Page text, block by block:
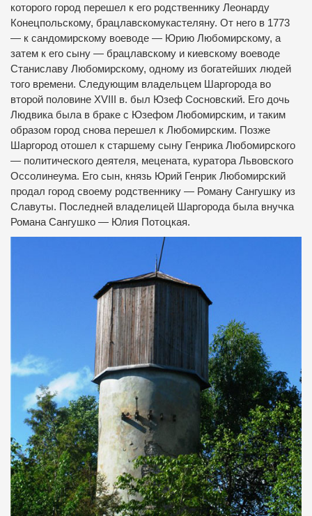
которого город перешел к его родственнику Леонарду
Конецпольскому, брацлавскомукастеляну. От него в 1773
— к сандомирскому воеводе — Юрию Любомирскому, а
затем к его сыну — брацлавскому и киевскому воеводе
Станиславу Любомирскому, одному из богатейших людей
того времени. Следующим владельцем Шаргорода во
второй половине XVIII в. был Юзеф Сосновский. Его дочь
Людвика была в браке с Юзефом Любомирским, и таким
образом город снова перешел к Любомирским. Позже
Шаргород отошел к старшему сыну Генрика Любомирского
— политического деятеля, мецената, куратора Львовского
Оссолинеума. Его сын, князь Юрий Генрик Любомирский
продал город своему родственнику — Роману Сангушку из
Славуты. Последней владелицей Шаргорода была внучка
Романа Сангушко — Юлия Потоцкая.